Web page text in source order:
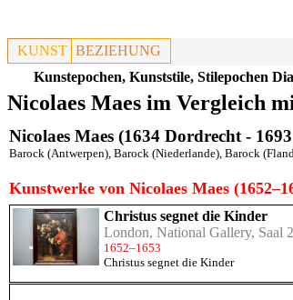
KUNST BEZIEHUNG
Kunstepochen, Kunststile, Stilepochen
Nicolaes Maes im Vergleich
Nicolaes Maes (1634 Dordrecht -
Barock (Antwerpen), Barock (Niederlande), Barock
Kunstwerke von Nicolaes Maes
Christus segnet die Kinder
London, National Gallery, Saal
1652–1653
Christus segnet die Kinder